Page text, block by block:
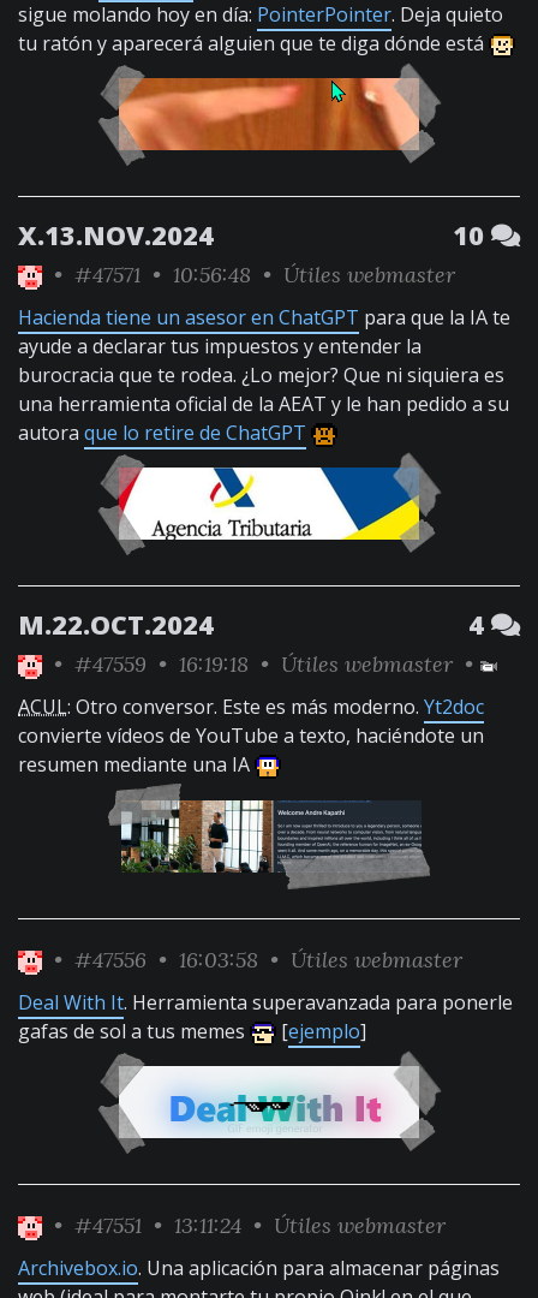
sigue molando hoy en día: PointerPointer. Deja quieto
tu ratón y aparecerá alguien que te diga dónde está
X.13.NOV.2024 10
• #47571 • 10:56:48 • Útiles webmaster
Hacienda tiene un asesor en ChatGPT para que la IA te
ayude a declarar tus impuestos y entender la
burocracia que te rodea. ¿Lo mejor? Que ni siquiera es
una herramienta oficial de la AEAT y le han pedido a su
autora que lo retire de ChatGPT
M.22.OCT.2024 4
• #47559 • 16:19:18 • Útiles webmaster •
ACUL: Otro conversor. Este es más moderno. Yt2doc
convierte vídeos de YouTube a texto, haciéndote un
resumen mediante una IA
• #47556 • 16:03:58 • Útiles webmaster
Deal With It. Herramienta superavanzada para ponerle
gafas de sol a tus memes
[ejemplo]
• #47551 • 13:11:24 • Útiles webmaster
Archivebox.io. Una aplicación para almacenar páginas